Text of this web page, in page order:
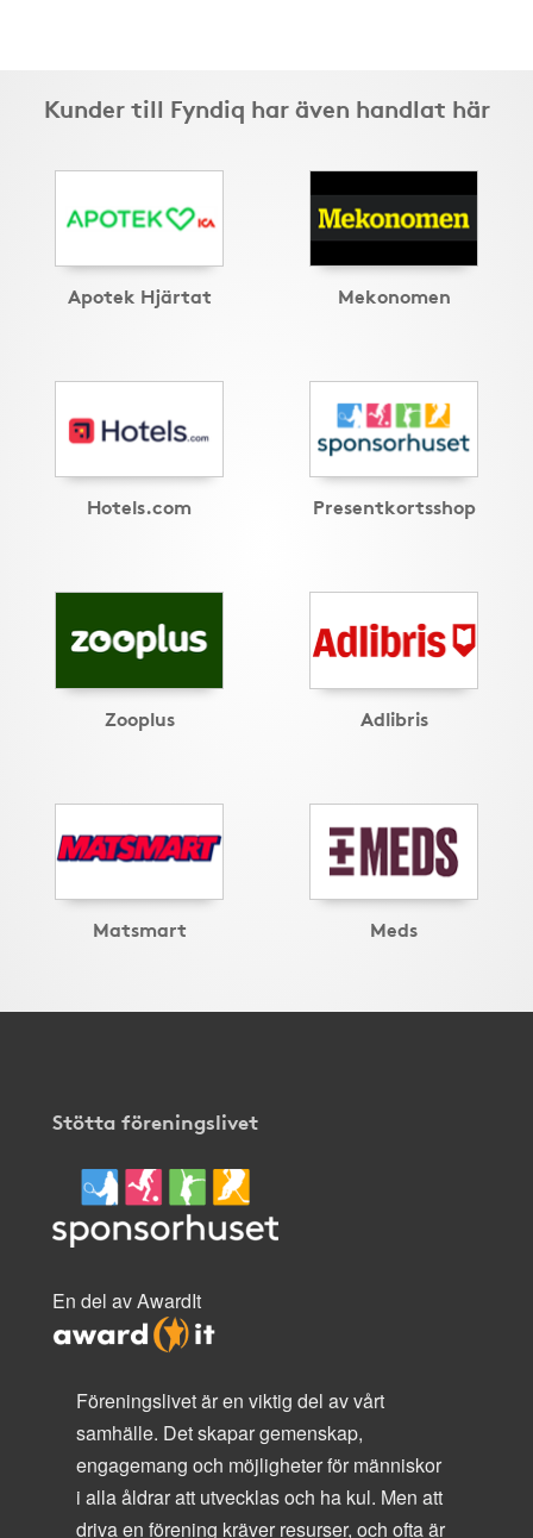
Kunder till Fyndiq har även handlat här
Apotek Hjärtat Mekonomen
Hotels.com Presentkortsshop
Zooplus Adlibris
Matsmart Meds
Stötta föreningslivet
En del av AwardIt
Föreningslivet är en viktig del av vårt
samhälle. Det skapar gemenskap,
engagemang och möjligheter för människor
i alla åldrar att utvecklas och ha kul. Men att
driva en förening kräver resurser, och ofta är